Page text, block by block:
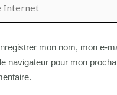
mon nom, mon e-
navigateur pour mon